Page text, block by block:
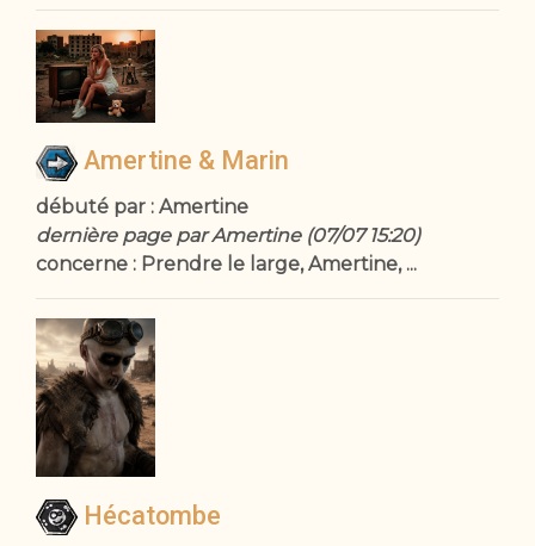
Amertine & Marin
débuté par : Amertine
dernière page par Amertine (07/07 15:20)
concerne : Prendre le large, Amertine, ...
Hécatombe